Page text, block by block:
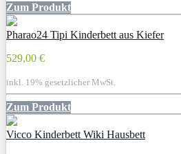
Zum Produkt
Pharao24 Tipi Kinderbett aus Kiefer
529,00 €
inkl. 19% gesetzlicher MwSt.
Zum Produkt
Vicco Kinderbett Wiki Hausbett